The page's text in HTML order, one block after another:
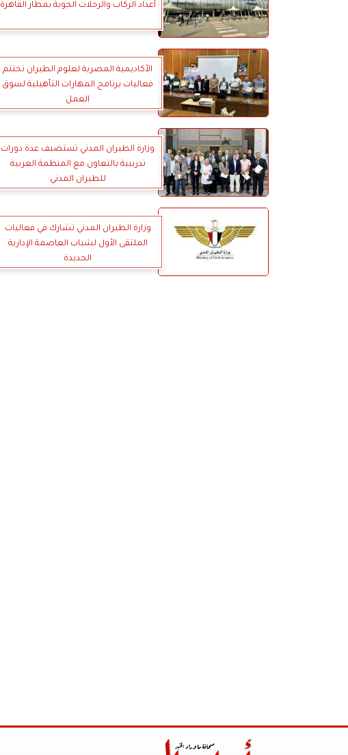
أعداد الركاب والرحلات الجوية بمطار القاهرة
الأكاديمية المصرية لعلوم الطيران تختتم
فعاليات برنامج المهارات التأهيلية لسوق
العمل
وزارة الطيران المدني تستضيف عدة دورات
تدريبية بالتعاون مع المنظمة العربية
للطيران المدني
وزارة الطيران المدني تشارك في فعاليات
الملتقى الأول لشباب العاصمة الإدارية
الجديدة